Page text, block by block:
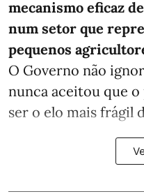
mecanismo eficaz
num setor que
pequenos
O Governo não
nunca aceitou que
ser o elo mais frágil